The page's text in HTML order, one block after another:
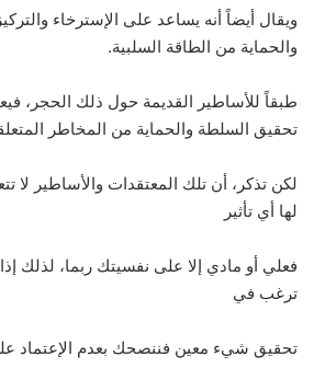
ويقال أيضاً أنه يساعد على الإسترخاء
والحماية من الطاقة السلبية.
طبقاً للأساطير القديمة حول ذلك الحجر،
تحقيق السلطة والحماية من المخاطر
لكن تذكر، أن تلك المعتقدات والأساطير لا
لها أي تأثير
فعلي أو مادي إلا على نفسيتك ربما، لذلك
ترغب في
تحقيق شيء معين فننصحك بعدم الإعتماد